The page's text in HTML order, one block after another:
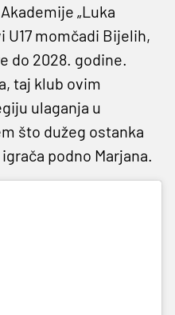
Akademije „Luka
U17 momčadi Bijelih,
do 2028. godine.
taj klub ovim
ulaganja u
što dužeg ostanka
podno Marjana.